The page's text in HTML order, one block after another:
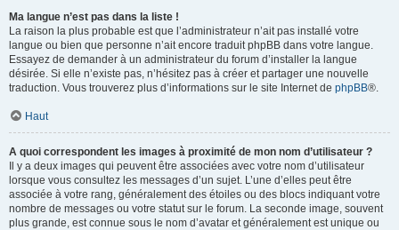
Ma langue n’est pas dans la liste !
La raison la plus probable est que l’administrateur n’ait pas installé votre
langue ou bien que personne n’ait encore traduit phpBB dans votre langue.
Essayez de demander à un administrateur du forum d’installer la langue
désirée. Si elle n’existe pas, n’hésitez pas à créer et partager une nouvelle
traduction. Vous trouverez plus d’informations sur le site Internet de phpBB®.
Haut
A quoi correspondent les images à proximité de mon nom d’utilisateur ?
Il y a deux images qui peuvent être associées avec votre nom d’utilisateur
lorsque vous consultez les messages d’un sujet. L’une d’elles peut être
associée à votre rang, généralement des étoiles ou des blocs indiquant votre
nombre de messages ou votre statut sur le forum. La seconde image, souvent
plus grande, est connue sous le nom d’avatar et généralement est unique ou